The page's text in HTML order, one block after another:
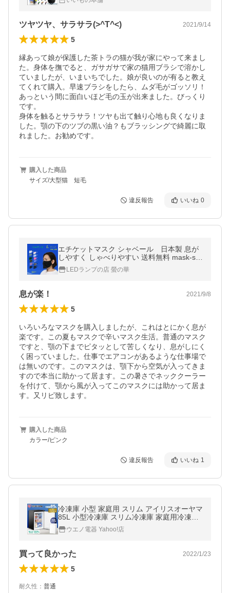
ツヤツヤ、サラサラ(>^T^<) 2021/9/14
5
縁あって娘が保護した茶トラの猫が我が家にやって来まし
た。身体を撫でると、ガサガサで家の猫用ブラシで溶かし
ていましたが、いまいちでした。娘が良いのが有ると教え
てくれて購入。早速ブラシをしたら、ムダ毛がゴッソリ！
あっという間に面白いほど毛の玉が出来ました。びっくり
です。
身体を触るとサラサラ！ツヤも出て触り心地も良くなりま
した。顎の下のツブの黒い油？もブラッシングで綺麗に取
れました。お勧めです。
購入した商品
サイズ/大型猫 短毛
違反報告 いいね 0
エチケットマスク シャベール 日本製 息が
しやすく しゃべりやすい 送料無料 mask-sy
a ロングサイズ 同色2枚組
LEDランプの店 螢の華
息が楽！ 2021/9/8
5
いろいろなマスクを購入しましたが、これはとにかく息が
楽です。この夏もマスクで辛いマスク生活。普通のマスク
ですと、顎の下までピタッとして苦しくなり、息がしにく
く困っていました。仕事でエアコンがあるような仕事場で
は無いのです。このマスクは、顎下から空気が入ってきま
すので本当に助かって居ます。この暑さでネッククーラー
を付けて、顎から風が入ってこのマスクには助かって居ま
す。又リピ致します。
購入した商品
カラー/ピンク
違反報告 いいね 1
冷凍庫 小型 家庭用 スリム アイリスオーヤマ
85L 小型冷凍庫 スリム冷凍庫 家庭用冷凍庫
小型スリム冷凍庫 セカンド冷凍庫 右開き IU
SD-9B
ウエノ電器 Yahoo!店
買って良かった 2022/1/23
5
耐久性 ： 普通